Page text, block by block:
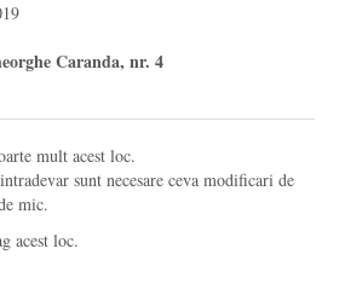
Caranda, nr. 4
mult acest loc.
sunt necesare ceva modificari de
mic.
acest loc.